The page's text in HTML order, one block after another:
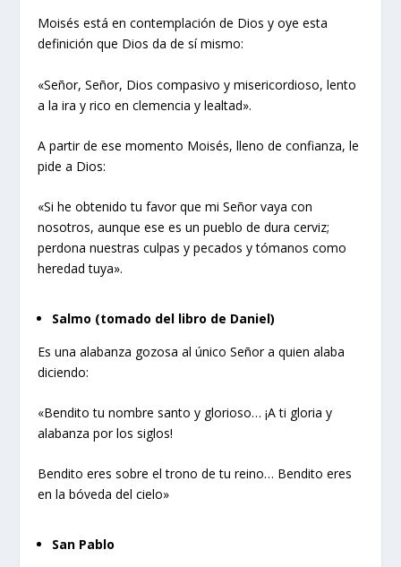
Moisés está en contemplación de Dios y oye esta
definición que Dios da de sí mismo:
«Señor, Señor, Dios compasivo y misericordioso, lento
a la ira y rico en clemencia y lealtad».
A partir de ese momento Moisés, lleno de confianza, le
pide a Dios:
«Si he obtenido tu favor que mi Señor vaya con
nosotros, aunque ese es un pueblo de dura cerviz;
perdona nuestras culpas y pecados y tómanos como
heredad tuya».
Salmo (tomado del libro de Daniel)
Es una alabanza gozosa al único Señor a quien alaba
diciendo:
«Bendito tu nombre santo y glorioso… ¡A ti gloria y
alabanza por los siglos!
Bendito eres sobre el trono de tu reino… Bendito eres
en la bóveda del cielo»
San Pablo